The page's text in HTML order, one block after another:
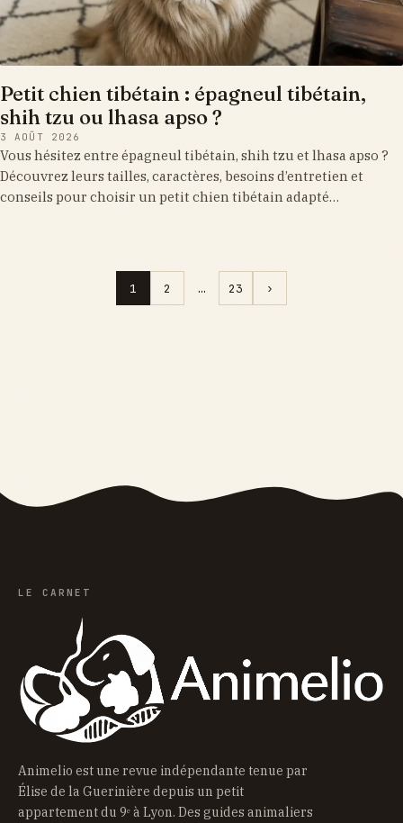
Petit chien tibétain : épagneul tibétain,
shih tzu ou lhasa apso ?
3 AOÛT 2026
Vous hésitez entre épagneul tibétain, shih tzu et lhasa apso ?
Découvrez leurs tailles, caractères, besoins d’entretien et
conseils pour choisir un petit chien tibétain adapté…
1 2 … 23 ›
LE CARNET
Animelio est une revue indépendante tenue par
Élise de la Guerinière depuis un petit
appartement du 9ᵉ à Lyon. Des guides animaliers